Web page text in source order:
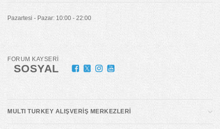
Pazartesi - Pazar: 10:00 - 22:00
FORUM KAYSERİ
SOSYAL
MULTI TURKEY ALIŞVERİŞ MERKEZLERİ